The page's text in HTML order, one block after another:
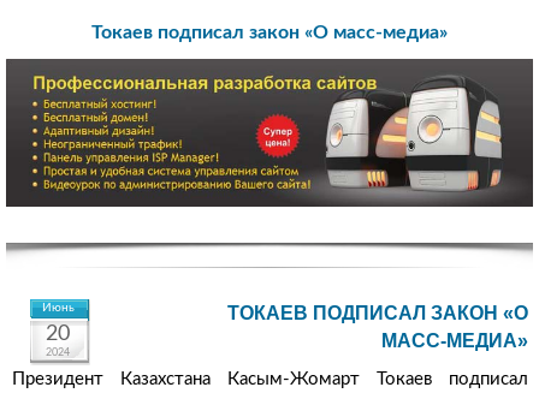
Токаев подписал закон «О масс-медиа»
Июнь
20
2024
ТОКАЕВ ПОДПИСАЛ ЗАКОН «О
МАСС-МЕДИА»
Президент Казахстана Касым-Жомарт Токаев подписал